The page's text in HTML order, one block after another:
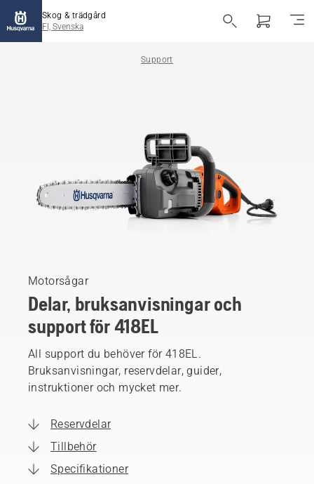
Skog & trädgård
FI, Svenska
Support
Motorsågar
Delar, bruksanvisningar och
support för 418EL
All support du behöver för 418EL.
Bruksanvisningar, reservdelar, guider,
instruktioner och mycket mer.
Reservdelar
Tillbehör
Specifikationer